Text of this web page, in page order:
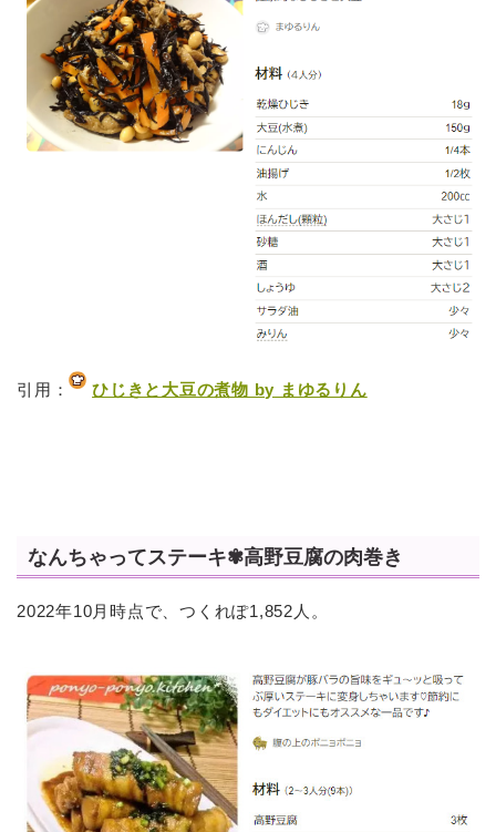
引用： ひじきと大豆の煮物 by まゆるりん
なんちゃってステーキ✾高野豆腐の肉巻き
2022年10月時点で、つくれぽ1,852人。